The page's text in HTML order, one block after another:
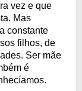
vez e que
Mas
constante
filhos, de
Ser mãe
é